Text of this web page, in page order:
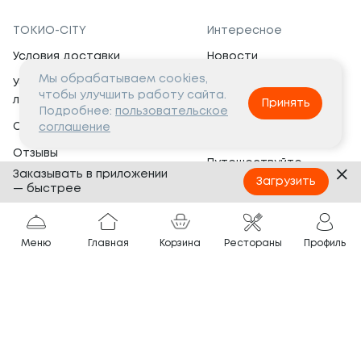
ТОКИО-CITY
Условия доставки
Условия программы
лояльности
Сертификаты
Отзывы
Банкеты
Вопросы и ответы
Интересное
Новости
Вакансии
Социальная жизнь
Путешествуйте
с ТОКИО-CITY
Партнёрам
Франшиза
Меню Главная Корзина Рестораны Профиль
Мы обрабатываем cookies,
чтобы улучшить работу сайта.
Подробнее: пользовательское
соглашение
Принять
Заказывать в приложении
— быстрее
Загрузить